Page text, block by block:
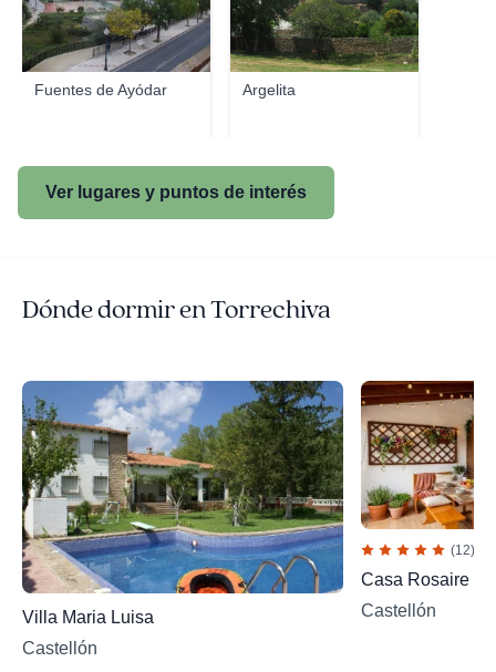
Fuentes de Ayódar Argelita
Ver lugares y puntos de interés
Dónde dormir en Torrechiva
Villa Maria Luisa
Castellón
(12)
Casa Rosaire
Castellón